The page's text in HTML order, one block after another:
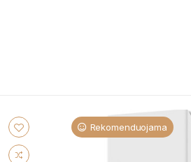
Rekomenduojama